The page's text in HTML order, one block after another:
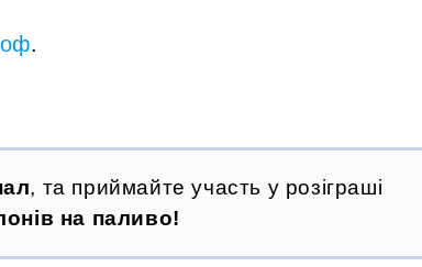
.
, та приймайте участь у розіграші
на паливо!